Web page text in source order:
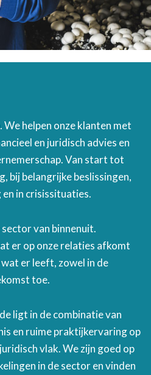
helpen onze klanten met
en juridisch advies en
Van start tot
bij belangrijke beslissingen,
in crisissituaties.
van binnenuit.
er op onze relaties afkomt
wat er leeft, zowel in de
toe.
ligt in de combinatie van
en ruime praktijkervaring op
vlak. We zijn goed op
in de sector en vinden